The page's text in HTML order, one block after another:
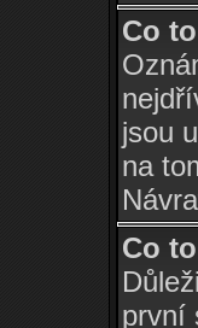
Co
jsou
na
Co
první